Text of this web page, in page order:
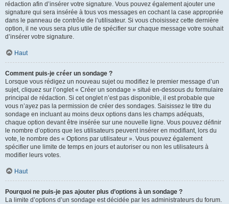
rédaction afin d’insérer votre signature. Vous pouvez également ajouter une
signature qui sera insérée à tous vos messages en cochant la case appropriée
dans le panneau de contrôle de l’utilisateur. Si vous choisissez cette dernière
option, il ne vous sera plus utile de spécifier sur chaque message votre souhait
d’insérer votre signature.
Haut
Comment puis-je créer un sondage ?
Lorsque vous rédigez un nouveau sujet ou modifiez le premier message d’un
sujet, cliquez sur l’onglet « Créer un sondage » situé en-dessous du formulaire
principal de rédaction. Si cet onglet n’est pas disponible, il est probable que
vous n’ayez pas la permission de créer des sondages. Saisissez le titre du
sondage en incluant au moins deux options dans les champs adéquats,
chaque option devant être insérée sur une nouvelle ligne. Vous pouvez définir
le nombre d’options que les utilisateurs peuvent insérer en modifiant, lors du
vote, le nombre des « Options par utilisateur ». Vous pouvez également
spécifier une limite de temps en jours et autoriser ou non les utilisateurs à
modifier leurs votes.
Haut
Pourquoi ne puis-je pas ajouter plus d’options à un sondage ?
La limite d’options d’un sondage est décidée par les administrateurs du forum.